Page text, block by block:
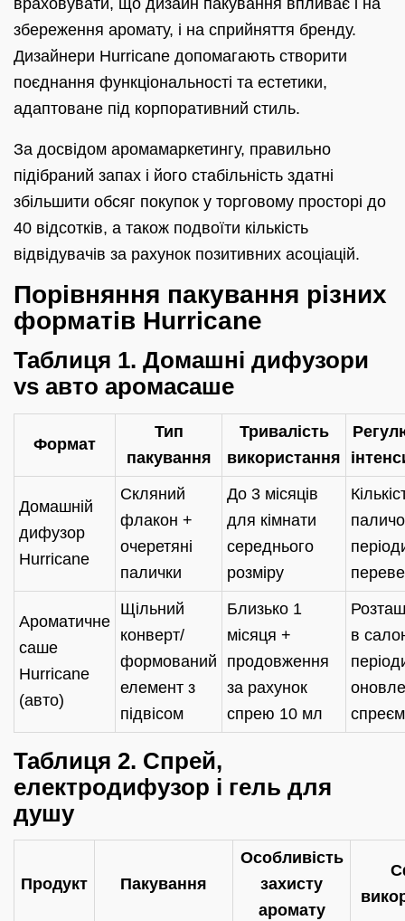
враховувати, що дизайн пакування впливає і на
збереження аромату, і на сприйняття бренду.
Дизайнери Hurricane допомагають створити
поєднання функціональності та естетики,
адаптоване під корпоративний стиль.
За досвідом аромамаркетингу, правильно
підібраний запах і його стабільність здатні
збільшити обсяг покупок у торговому просторі до
40 відсотків, а також подвоїти кількість
відвідувачів за рахунок позитивних асоціацій.
Порівняння пакування різних
форматів Hurricane
Таблиця 1. Домашні дифузори
vs авто аромасаше
Формат
Тип
пакування
Тривалість
використання
Домашній
дифузор
Hurricane
Скляний
флакон +
очеретяні
палички
До 3 місяців
для кімнати
середнього
розміру
Ароматичне
саше
Hurricane
(авто)
Щільний
конверт/
формований
елемент з
підвісом
Близько 1
місяця +
продовження
за рахунок
спрею 10 мл
в
спреєм
Таблиця 2. Спрей,
електродифузор і гель для
душу
Продукт Пакування
Особливість
захисту
аромату